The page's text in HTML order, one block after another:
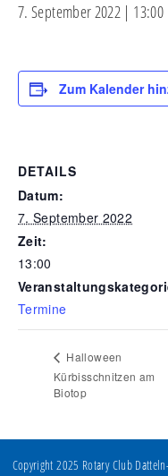
7. September 2022 | 13:00
Zum Kalender
DETAILS
Datum:
7. September 2022
Zeit:
13:00
Termine
Halloween
Kürbisschnitzen am
Biotop
Copyright 2025 Rotary Club